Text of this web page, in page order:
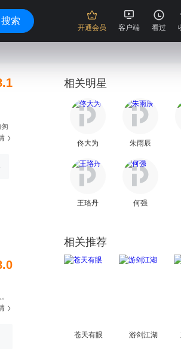
搜索
开通会员 客户端 看过
相关明星
佟大为 朱雨辰
王珞丹 何强
相关推荐
苍天有眼 游剑江湖